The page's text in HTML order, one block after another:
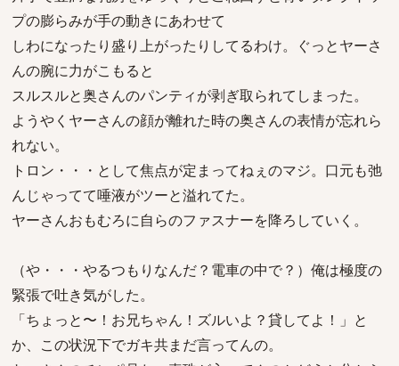
プの膨らみが手の動きにあわせて
しわになったり盛り上がったりしてるわけ。ぐっとヤーさ
んの腕に力がこもると
スルスルと奥さんのパンティが剥ぎ取られてしまった。
ようやくヤーさんの顔が離れた時の奥さんの表情が忘れら
れない。
トロン・・・として焦点が定まってねぇのマジ。口元も弛
んじゃってて唾液がツーと溢れてた。
ヤーさんおもむろに自らのファスナーを降ろしていく。
（や・・・やるつもりなんだ？電車の中で？）俺は極度の
緊張で吐き気がした。
「ちょっと〜！お兄ちゃん！ズルいよ？貸してよ！」と
か、この状況下でガキ共まだ言ってんの。